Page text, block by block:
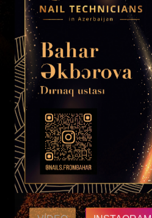
VIDEO INSTAQRAM